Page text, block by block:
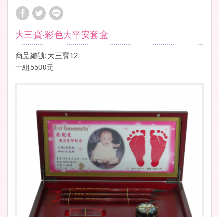
大三寶-彩色大平安套盒
商品編號:大三寶12
一組5500元